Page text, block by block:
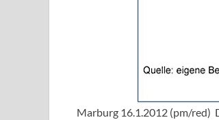
Marburg 16.1.2012 (pm/red)